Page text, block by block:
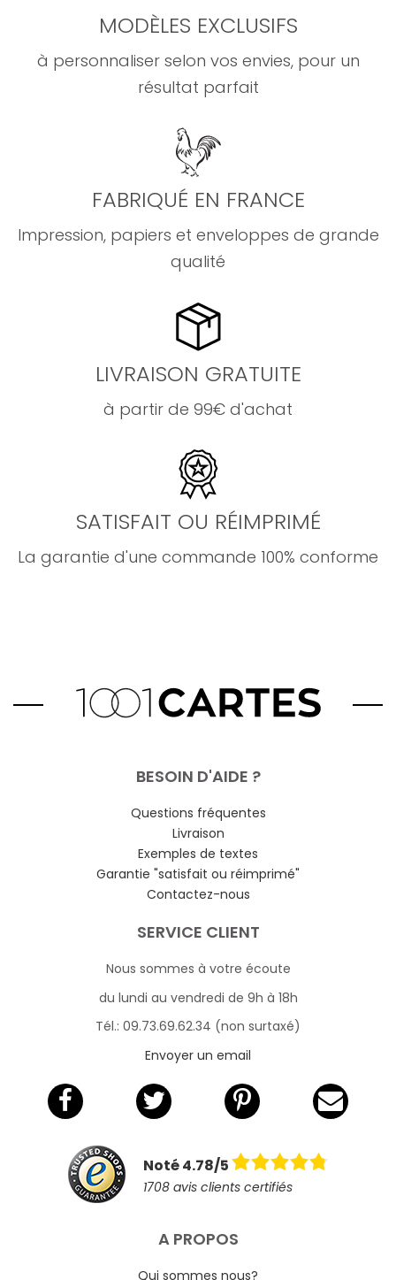
MODÈLES EXCLUSIFS
à personnaliser selon vos envies, pour un
résultat parfait
FABRIQUÉ EN FRANCE
Impression, papiers et enveloppes de grande
qualité
LIVRAISON GRATUITE
à partir de 99€ d'achat
SATISFAIT OU RÉIMPRIMÉ
La garantie d'une commande 100% conforme
BESOIN D'AIDE ?
Questions fréquentes
Livraison
Exemples de textes
Garantie "satisfait ou réimprimé"
Contactez-nous
SERVICE CLIENT
Nous sommes à votre écoute
du lundi au vendredi de 9h à 18h
Tél.: 09.73.69.62.34 (non surtaxé)
Envoyer un email
Noté 4.78/5
1708 avis clients certifiés
A PROPOS
Qui sommes nous?